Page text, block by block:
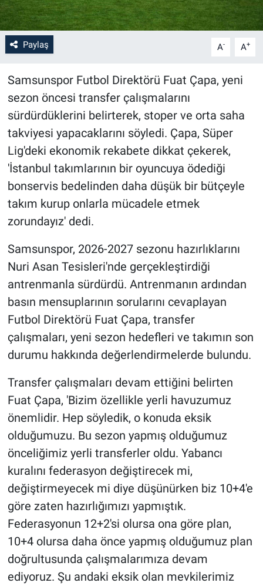
Paylaş A- A+
Samsunspor Futbol Direktörü Fuat Çapa, yeni
sezon öncesi transfer çalışmalarını
sürdürdüklerini belirterek, stoper ve orta saha
takviyesi yapacaklarını söyledi. Çapa, Süper
Lig'deki ekonomik rekabete dikkat çekerek,
'İstanbul takımlarının bir oyuncuya ödediği
bonservis bedelinden daha düşük bir bütçeyle
takım kurup onlarla mücadele etmek
zorundayız' dedi.
Samsunspor, 2026-2027 sezonu hazırlıklarını
Nuri Asan Tesisleri'nde gerçekleştirdiği
antrenmanla sürdürdü. Antrenmanın ardından
basın mensuplarının sorularını cevaplayan
Futbol Direktörü Fuat Çapa, transfer
çalışmaları, yeni sezon hedefleri ve takımın son
durumu hakkında değerlendirmelerde bulundu.
Transfer çalışmaları devam ettiğini belirten
Fuat Çapa, 'Bizim özellikle yerli havuzumuz
önemlidir. Hep söyledik, o konuda eksik
olduğumuzu. Bu sezon yapmış olduğumuz
önceliğimiz yerli transferler oldu. Yabancı
kuralını federasyon değiştirecek mi,
değiştirmeyecek mi diye düşünürken biz 10+4'e
göre zaten hazırlığımızı yapmıştık.
Federasyonun 12+2'si olursa ona göre plan,
10+4 olursa daha önce yapmış olduğumuz plan
doğrultusunda çalışmalarımıza devam
ediyoruz. Şu andaki eksik olan mevkilerimiz